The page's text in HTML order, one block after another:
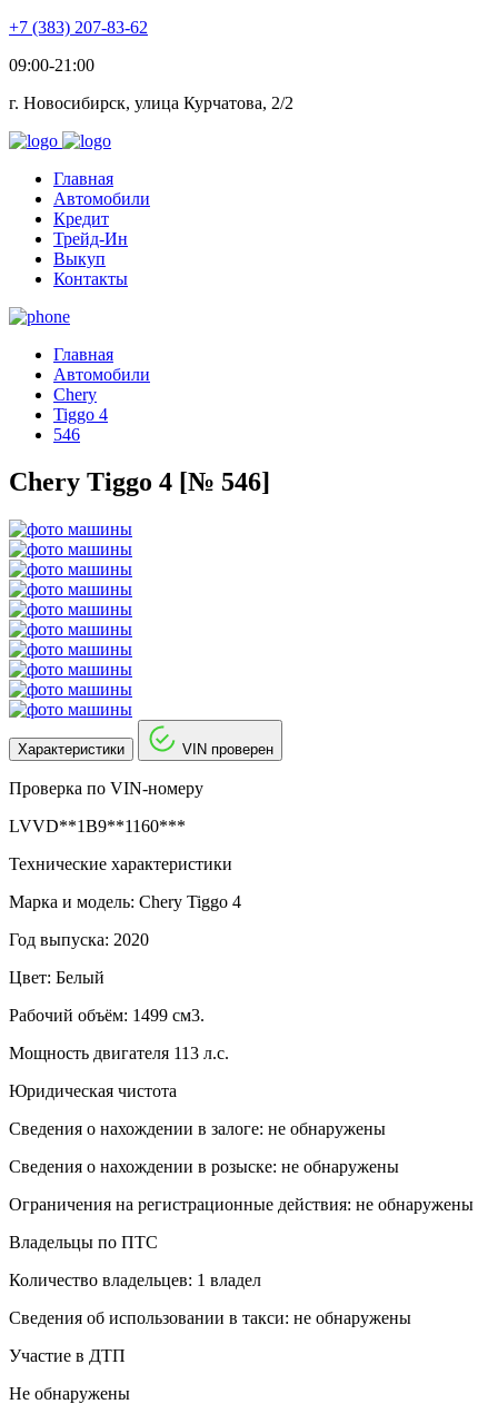
+7 (383) 207-83-62
09:00-21:00
г. Новосибирск, улица Курчатова, 2/2
Главная
Автомобили
Кредит
Трейд-Ин
Выкуп
Контакты
Главная
Автомобили
Chery
Tiggo 4
546
Chery Tiggo 4 [№ 546]
Характеристики VIN проверен
Проверка по VIN-номеру
LVVD**1B9**1160***
Технические характеристики
Марка и модель: Chery Tiggo 4
Год выпуска: 2020
Цвет: Белый
Рабочий объём: 1499 см3.
Мощность двигателя 113 л.с.
Юридическая чистота
Сведения о нахождении в залоге: не обнаружены
Сведения о нахождении в розыске: не обнаружены
Ограничения на регистрационные действия: не обнаружены
Владельцы по ПТС
Количество владельцев: 1 владел
Сведения об использовании в такси: не обнаружены
Участие в ДТП
Не обнаружены